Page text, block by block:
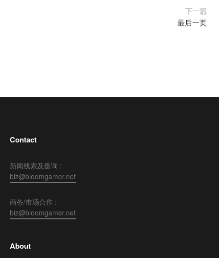
下一篇
最后一页
Contact
新闻线索及垂询 :
biz@bloomgamer.net
商务/市场合作 :
biz@bloomgamer.net
About